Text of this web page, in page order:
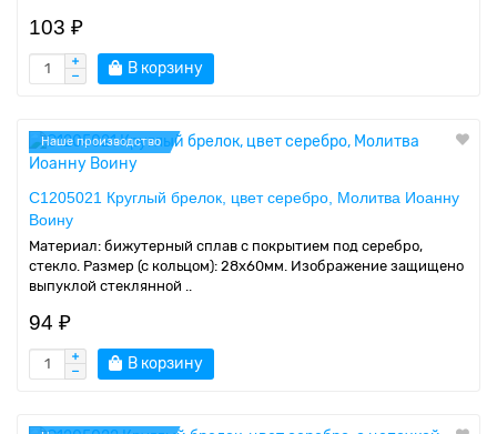
103 ₽
В корзину
Наше производство
C1205021 Круглый брелок, цвет серебро, Молитва Иоанну
Воину
Материал: бижутерный сплав с покрытием под серебро,
стекло. Размер (с кольцом): 28х60мм. Изображение защищено
выпуклой стеклянной ..
94 ₽
В корзину